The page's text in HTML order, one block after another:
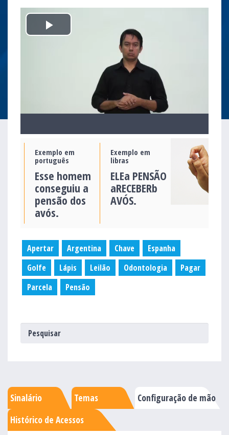
Play
Exemplo em
português
Esse homem
conseguiu a
pensão dos
avós.
Exemplo em
libras
ELEa PENSÃO
aRECEBERb
AVÓS.
Apertar Argentina Chave
Espanha
Golfe
Lápis Leilão Odontologia
Pagar
Parcela
Pensão
Sinalário Temas
Configuração de mão
Histórico de Acessos